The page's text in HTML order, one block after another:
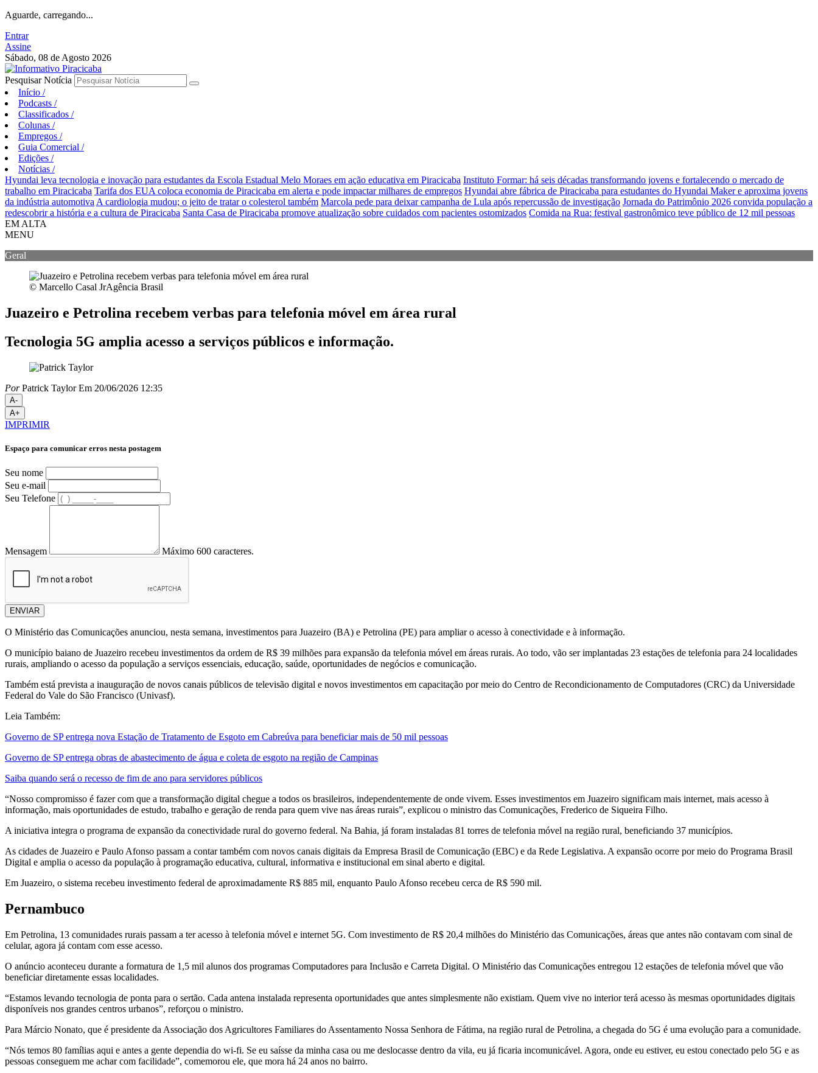
Aguarde, carregando...
Entrar
Assine
Sábado, 08 de Agosto 2026
Pesquisar Notícia
Início /
Podcasts /
Classificados /
Colunas /
Empregos /
Guia Comercial /
Edições /
Notícias /
Hyundai leva tecnologia e inovação para estudantes da Escola Estadual Melo Moraes em ação educativa em Piracicaba Instituto Formar: há seis décadas transformando jovens e fortalecendo o mercado de
trabalho em Piracicaba Tarifa dos EUA coloca economia de Piracicaba em alerta e pode impactar milhares de empregos Hyundai abre fábrica de Piracicaba para estudantes do Hyundai Maker e aproxima jovens
da indústria automotiva A cardiologia mudou; o jeito de tratar o colesterol também Marcola pede para deixar campanha de Lula após repercussão de investigação Jornada do Patrimônio 2026 convida população a
redescobrir a história e a cultura de Piracicaba Santa Casa de Piracicaba promove atualização sobre cuidados com pacientes ostomizados Comida na Rua: festival gastronômico teve público de 12 mil pessoas
EM ALTA
MENU
Geral
© Marcello Casal JrAgência Brasil
Juazeiro e Petrolina recebem verbas para telefonia móvel em área rural
Tecnologia 5G amplia acesso a serviços públicos e informação.
PorPatrick Taylor Em 20/06/2026 12:35
A-
A+
IMPRIMIR
Espaço para comunicar erros nesta postagem
Seu nome
Seu e-mail
Seu Telefone
Mensagem Máximo 600 caracteres.
ENVIAR
O Ministério das Comunicações anunciou, nesta semana, investimentos para Juazeiro (BA) e Petrolina (PE) para ampliar o acesso à conectividade e à informação.
O município baiano de Juazeiro recebeu investimentos da ordem de R$ 39 milhões para expansão da telefonia móvel em áreas rurais. Ao todo, vão ser implantadas 23 estações de telefonia para 24 localidades
rurais, ampliando o acesso da população a serviços essenciais, educação, saúde, oportunidades de negócios e comunicação.
Também está prevista a inauguração de novos canais públicos de televisão digital e novos investimentos em capacitação por meio do Centro de Recondicionamento de Computadores (CRC) da Universidade
Federal do Vale do São Francisco (Univasf).
Leia Também:
Governo de SP entrega nova Estação de Tratamento de Esgoto em Cabreúva para beneficiar mais de 50 mil pessoas
Governo de SP entrega obras de abastecimento de água e coleta de esgoto na região de Campinas
Saiba quando será o recesso de fim de ano para servidores públicos
“Nosso compromisso é fazer com que a transformação digital chegue a todos os brasileiros, independentemente de onde vivem. Esses investimentos em Juazeiro significam mais internet, mais acesso à
informação, mais oportunidades de estudo, trabalho e geração de renda para quem vive nas áreas rurais”, explicou o ministro das Comunicações, Frederico de Siqueira Filho.
A iniciativa integra o programa de expansão da conectividade rural do governo federal. Na Bahia, já foram instaladas 81 torres de telefonia móvel na região rural, beneficiando 37 municípios.
As cidades de Juazeiro e Paulo Afonso passam a contar também com novos canais digitais da Empresa Brasil de Comunicação (EBC) e da Rede Legislativa. A expansão ocorre por meio do Programa Brasil
Digital e amplia o acesso da população à programação educativa, cultural, informativa e institucional em sinal aberto e digital.
Em Juazeiro, o sistema recebeu investimento federal de aproximadamente R$ 885 mil, enquanto Paulo Afonso recebeu cerca de R$ 590 mil.
Pernambuco
Em Petrolina, 13 comunidades rurais passam a ter acesso à telefonia móvel e internet 5G. Com investimento de R$ 20,4 milhões do Ministério das Comunicações, áreas que antes não contavam com sinal de
celular, agora já contam com esse acesso.
O anúncio aconteceu durante a formatura de 1,5 mil alunos dos programas Computadores para Inclusão e Carreta Digital. O Ministério das Comunicações entregou 12 estações de telefonia móvel que vão
beneficiar diretamente essas localidades.
“Estamos levando tecnologia de ponta para o sertão. Cada antena instalada representa oportunidades que antes simplesmente não existiam. Quem vive no interior terá acesso às mesmas oportunidades digitais
disponíveis nos grandes centros urbanos”, reforçou o ministro.
Para Márcio Nonato, que é presidente da Associação dos Agricultores Familiares do Assentamento Nossa Senhora de Fátima, na região rural de Petrolina, a chegada do 5G é uma evolução para a comunidade.
“Nós temos 80 famílias aqui e antes a gente dependia do wi-fi. Se eu saísse da minha casa ou me deslocasse dentro da vila, eu já ficaria incomunicável. Agora, onde eu estiver, eu estou conectado pelo 5G e as
pessoas conseguem me achar com facilidade”, comemorou ele, que mora há 24 anos no bairro.